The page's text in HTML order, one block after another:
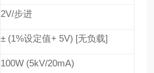
2V/步进
± (1%设定值+ 5V) [无负载]
100W (5kV/20mA)